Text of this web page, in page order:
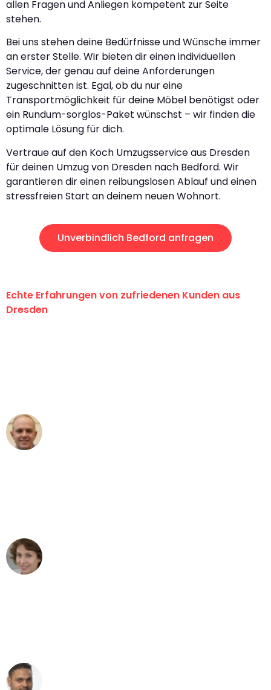
allen Fragen und Anliegen kompetent zur Seite
stehen.
Bei uns stehen deine Bedürfnisse und Wünsche immer
an erster Stelle. Wir bieten dir einen individuellen
Service, der genau auf deine Anforderungen
zugeschnitten ist. Egal, ob du nur eine
Transportmöglichkeit für deine Möbel benötigst oder
ein Rundum-sorglos-Paket wünschst – wir finden die
optimale Lösung für dich.
Vertraue auf den Koch Umzugsservice aus Dresden
für deinen Umzug von Dresden nach Bedford. Wir
garantieren dir einen reibungslosen Ablauf und einen
stressfreien Start an deinem neuen Wohnort.
Unverbindlich Bedford anfragen
Echte Erfahrungen von zufriedenen Kunden aus
Dresden